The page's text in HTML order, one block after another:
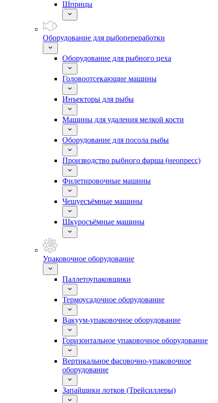
Шприцы
Оборудование для рыбопереработки
Оборудование для рыбного цеха
Головоотсекающие машины
Инъекторы для рыбы
Машины для удаления мелкой кости
Оборудование для посола рыбы
Производство рыбного фарша (неопресс)
Филетировочные машины
Чешуесъёмные машины
Шкуросъёмные машины
Упаковочное оборудование
Паллетоупаковщики
Термоусадочное оборудование
Вакуум-упаковочное оборудование
Горизонтальное упаковочное оборудование
Вертикальное фасовочно-упаковочное
оборудование
Запайщики лотков (Трейсиллеры)